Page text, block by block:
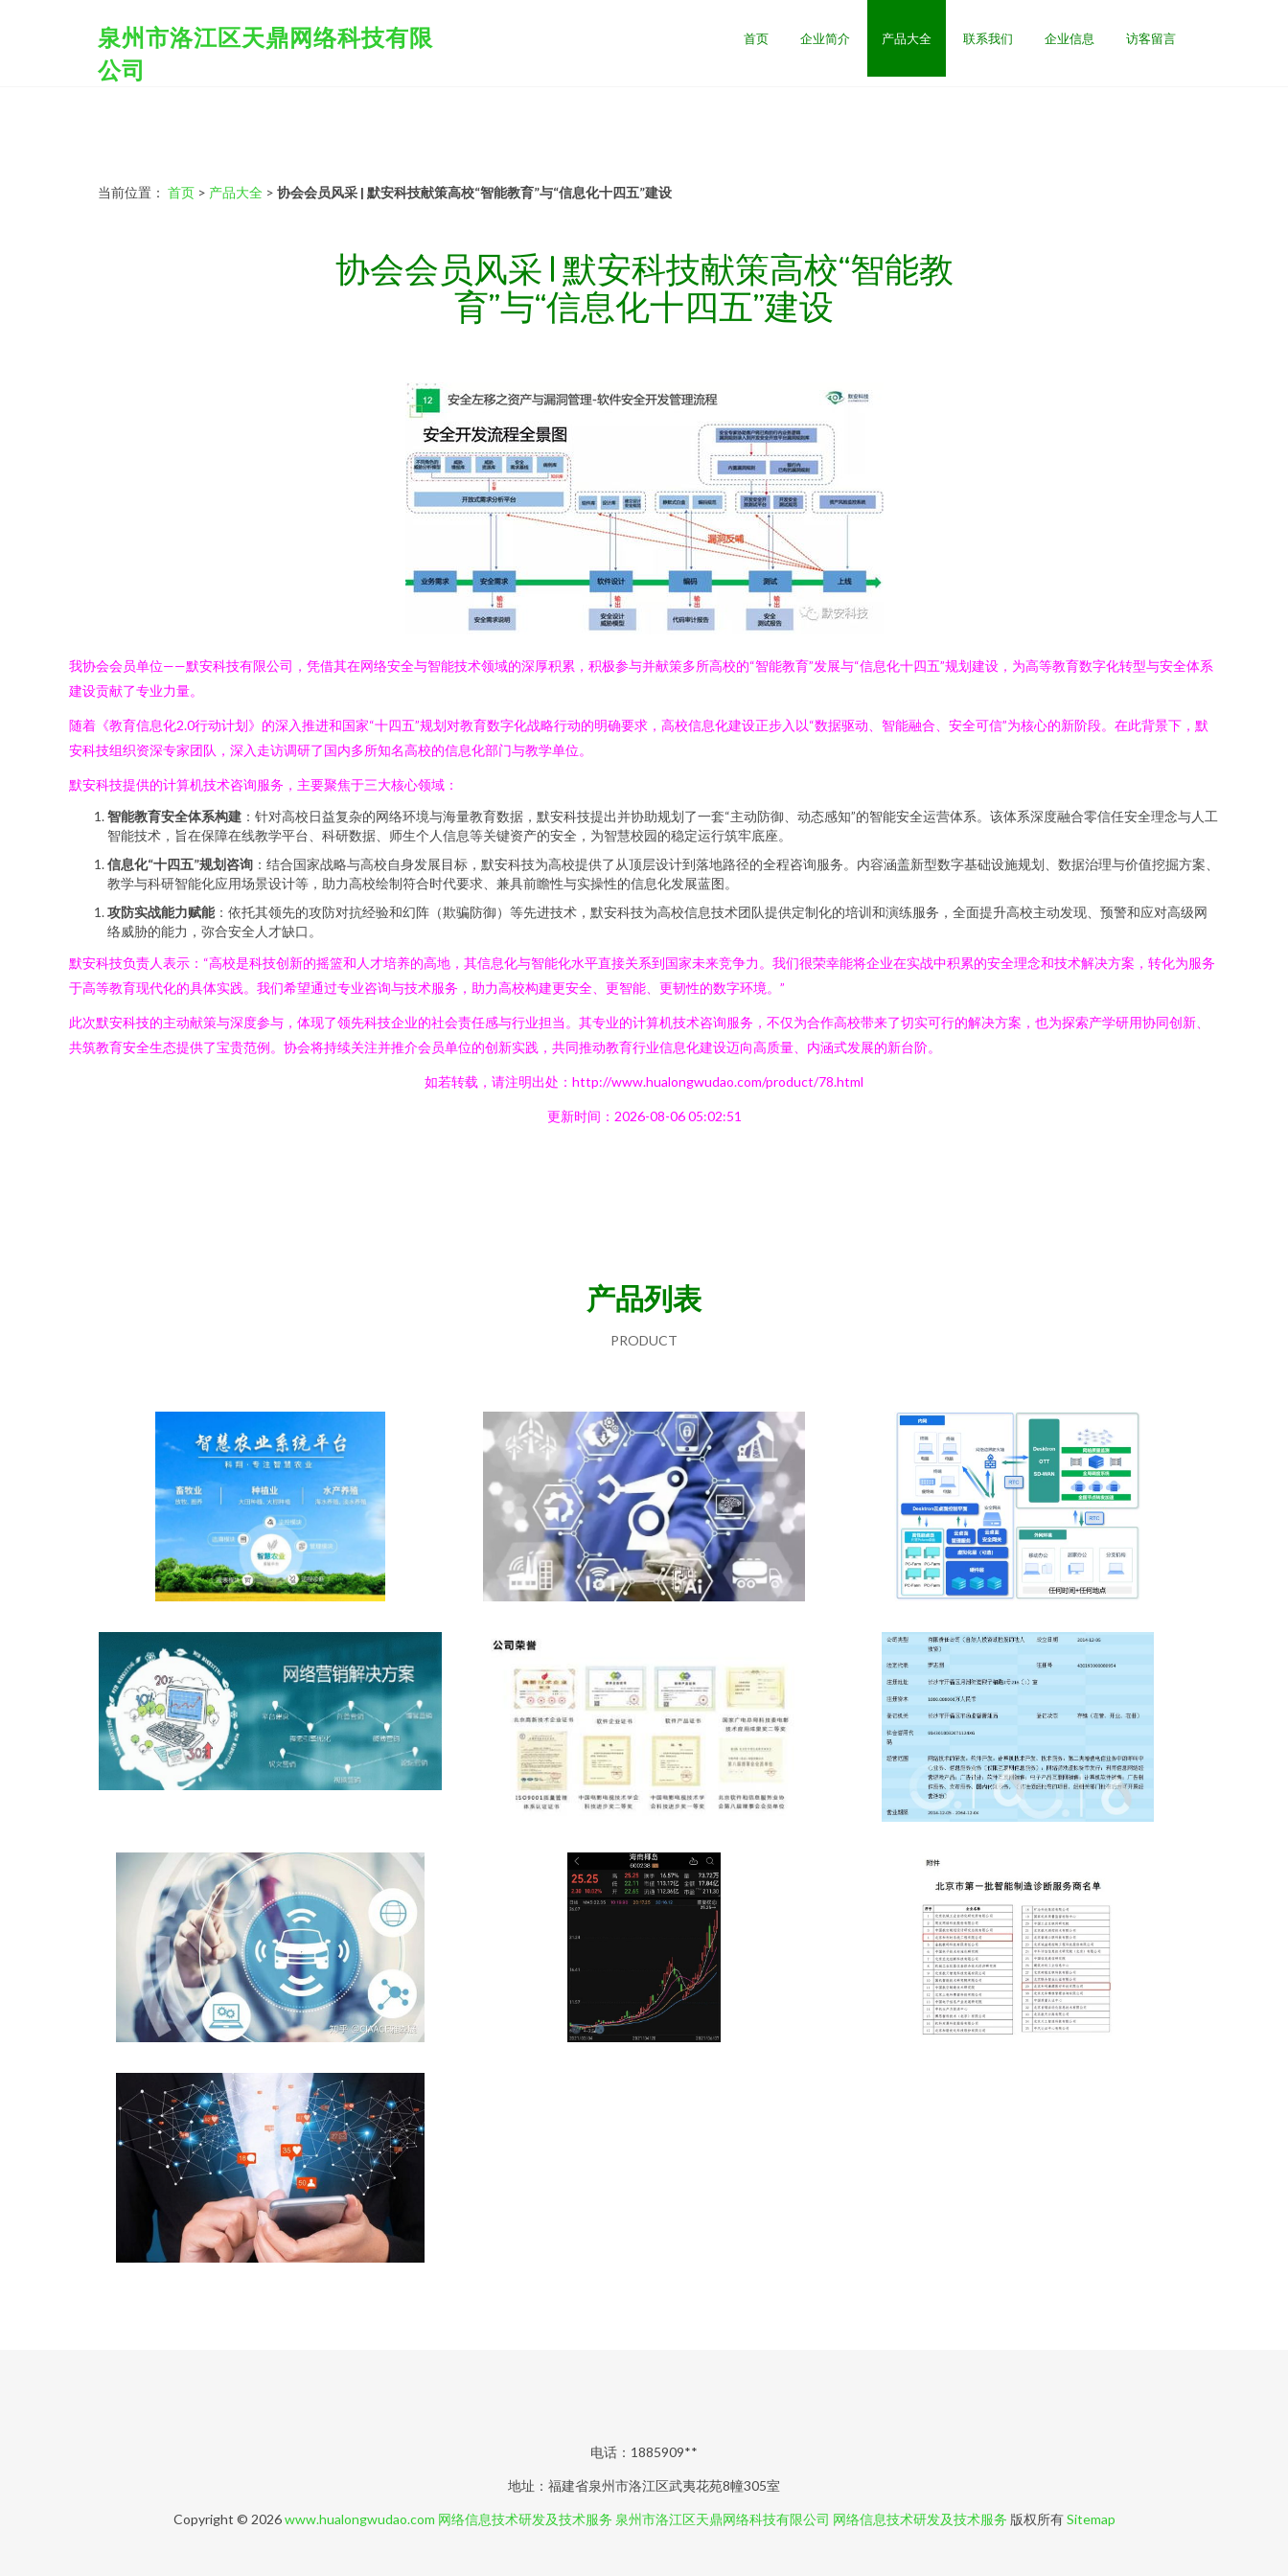
泉州市洛江区天鼎网络科技有限
公司
首页 企业简介 产品大全 联系我们 企业信息 访客留言
当前位置： 首页 > 产品大全 > 协会会员风采 | 默安科技献策高校“智能教育”与“信息化十四五”建设
协会会员风采 | 默安科技献策高校“智能教
育”与“信息化十四五”建设
我协会会员单位——默安科技有限公司，凭借其在网络安全与智能技术领域的深厚积累，积极参与并献策多所高校的“智能教育”发展与“信息化十四五”规划建设，为高等教育数字化转型与安全体系
建设贡献了专业力量。
随着《教育信息化2.0行动计划》的深入推进和国家“十四五”规划对教育数字化战略行动的明确要求，高校信息化建设正步入以“数据驱动、智能融合、安全可信”为核心的新阶段。在此背景下，默
安科技组织资深专家团队，深入走访调研了国内多所知名高校的信息化部门与教学单位。
默安科技提供的计算机技术咨询服务，主要聚焦于三大核心领域：
智能教育安全体系构建 ：针对高校日益复杂的网络环境与海量教育数据，默安科技提出并协助规划了一套“主动防御、动态感知”的智能安全运营体系。该体系深度融合零信任安全理念与人工
智能技术，旨在保障在线教学平台、科研数据、师生个人信息等关键资产的安全，为智慧校园的稳定运行筑牢底座。
信息化“十四五”规划咨询 ：结合国家战略与高校自身发展目标，默安科技为高校提供了从顶层设计到落地路径的全程咨询服务。内容涵盖新型数字基础设施规划、数据治理与价值挖掘方案、
教学与科研智能化应用场景设计等，助力高校绘制符合时代要求、兼具前瞻性与实操性的信息化发展蓝图。
攻防实战能力赋能：依托其领先的攻防对抗经验和幻阵（欺骗防御）等先进技术，默安科技为高校信息技术团队提供定制化的培训和演练服务，全面提升高校主动发现、预警和应对高级网
络威胁的能力，弥合安全人才缺口。
默安科技负责人表示：“高校是科技创新的摇篮和人才培养的高地，其信息化与智能化水平直接关系到国家未来竞争力。我们很荣幸能将企业在实战中积累的安全理念和技术解决方案，转化为服务
于高等教育现代化的具体实践。我们希望通过专业咨询与技术服务，助力高校构建更安全、更智能、更韧性的数字环境。”
此次默安科技的主动献策与深度参与，体现了领先科技企业的社会责任感与行业担当。其专业的计算机技术咨询服务，不仅为合作高校带来了切实可行的解决方案，也为探索产学研用协同创新、
共筑教育安全生态提供了宝贵范例。协会将持续关注并推介会员单位的创新实践，共同推动教育行业信息化建设迈向高质量、内涵式发展的新台阶。
如若转载，请注明出处：http://www.hualongwudao.com/product/78.html
更新时间：2026-08-06 05:02:51
产品列表
PRODUCT
电话：1885909**
地址：福建省泉州市洛江区武夷花苑8幢305室
Copyright © 2026www.hualongwudao.com 网络信息技术研发及技术服务 泉州市洛江区天鼎网络科技有限公司 网络信息技术研发及技术服务 版权所有Sitemap